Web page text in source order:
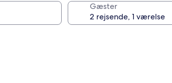
Gæster